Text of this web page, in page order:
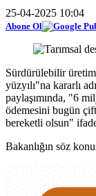
25-04-2025 10:04
Abone Ol
Sürdürülebilir
yüzyılı"na kararlı
paylaşımında, "6
ödemesini bugün
bereketli olsun"
Bakanlığın söz